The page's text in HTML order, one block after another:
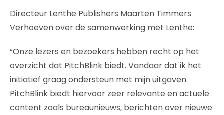
Directeur Lenthe Publishers Maarten Timmers
Verhoeven over de samenwerking met Lenthe:
“Onze lezers en bezoekers hebben recht op het
overzicht dat PitchBlink biedt. Vandaar dat ik het
initiatief graag ondersteun met mijn uitgaven.
PitchBlink biedt hiervoor zeer relevante en actuele
content zoals bureaunieuws, berichten over nieuwe